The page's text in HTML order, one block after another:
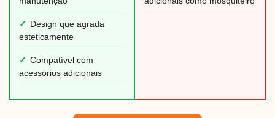
✓
Design que agrada
esteticamente
✓ Compatível com
acessórios adicionais